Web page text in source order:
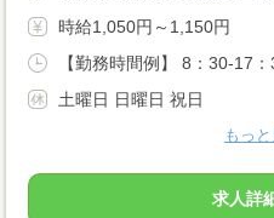
時給1,050円～1,150円
【勤務時間例】 8：30-17
土曜日 日曜日 祝日
もっ
求人詳